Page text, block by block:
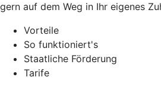
gern auf dem Weg in Ihr eigenes
Vorteile
So funktioniert's
Staatliche Förderung
Tarife